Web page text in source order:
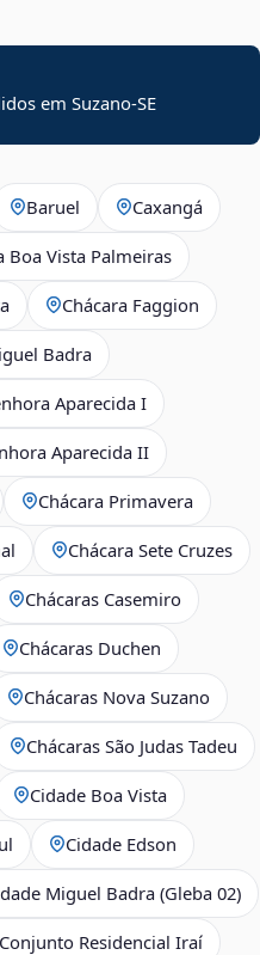
emSuzano-SE
Baruel Caxangá
Boa Vista Palmeiras
Chácara Faggion
Badra
Aparecida I
Aparecida II
Chácara Primavera
Chácara Sete Cruzes
Chácaras Casemiro
Chácaras Duchen
Chácaras Nova Suzano
Chácaras São Judas Tadeu
Cidade Boa Vista
Cidade Edson
Miguel Badra (Gleba 02)
Conjunto Residencial Iraí